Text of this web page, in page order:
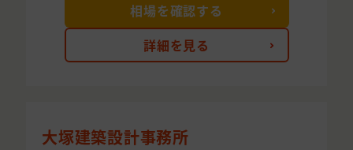
詳細を見る
相場を確認する
大塚建築設計事務所